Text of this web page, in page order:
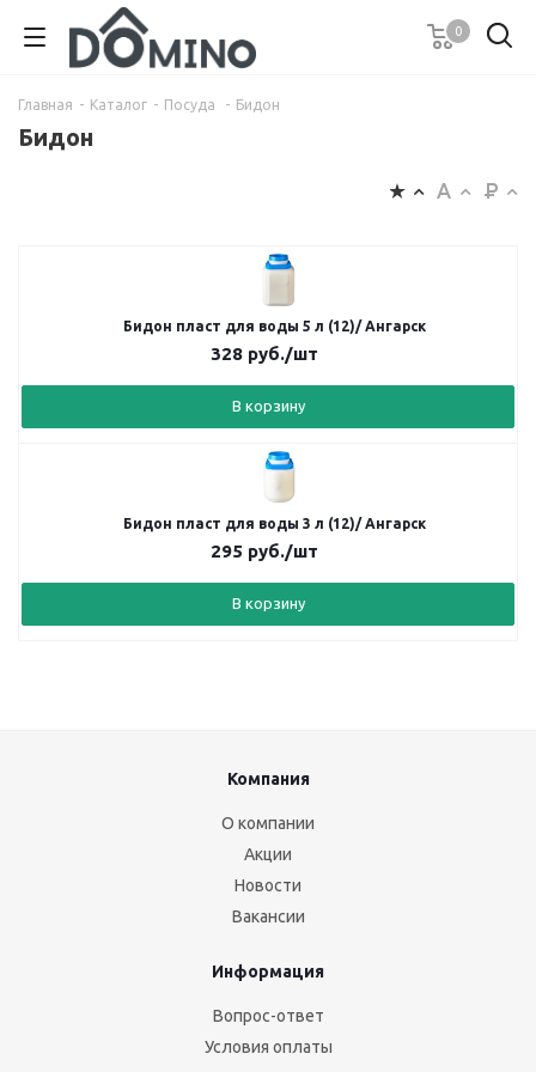
0
Главная - Каталог - Посуда - Бидон
Бидон
Бидон пласт для воды 5 л (12)/ Ангарск
328руб./шт
В корзину
Бидон пласт для воды 3 л (12)/ Ангарск
295 руб./шт
В корзину
Компания
О компании
Акции
Новости
Вакансии
Информация
Вопрос-ответ
Условия оплаты